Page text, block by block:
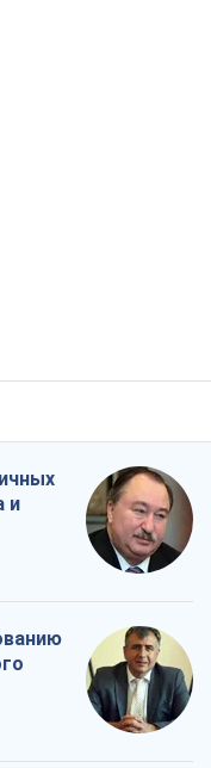
и